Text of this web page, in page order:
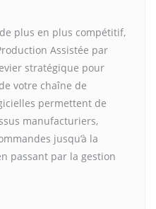
plus en plus compétitif,
Assistée par
stratégique pour
votre chaîne de
permettent de
manufacturiers,
jusqu’à la
passant par la gestion